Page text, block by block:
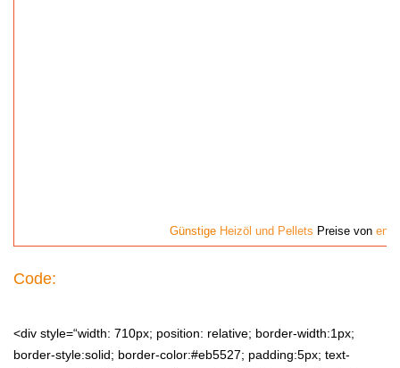
Günstige Heizöl und Pellets Preise von
Code:
<div style=“width: 710px; position: relative; border-width:1px;
border-style:solid; border-color:#eb5527; padding:5px; text-